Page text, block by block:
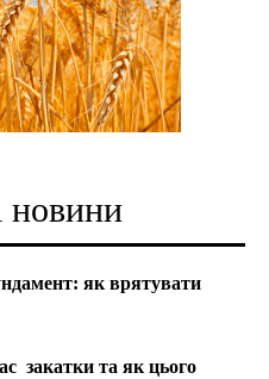
новини
як врятувати
закатки та як цього